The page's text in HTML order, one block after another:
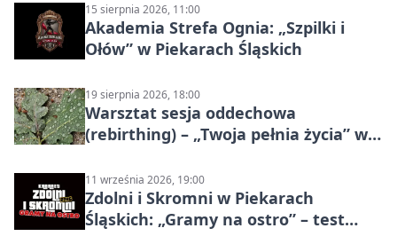
15 sierpnia 2026, 11:00
Akademia Strefa Ognia: „Szpilki i
Ołów” w Piekarach Śląskich
19 sierpnia 2026, 18:00
Warsztat sesja oddechowa
(rebirthing) – „Twoja pełnia życia” w
11 września 2026, 19:00
Zdolni i Skromni w Piekarach
Śląskich: „Gramy na ostro” – test